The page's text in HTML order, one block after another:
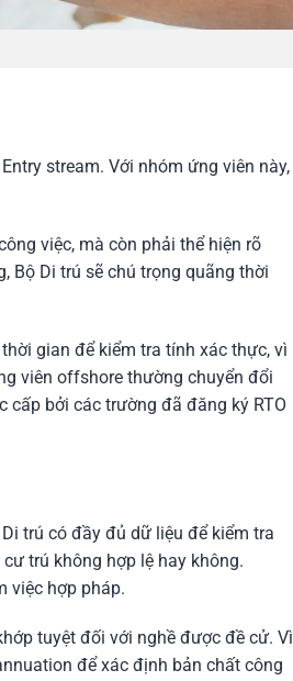
stream. Với nhóm ứng viên này,
việc, mà còn phải thể hiện rõ
Bộ Di trú sẽ chú trọng quãng thời
gian để kiểm tra tính xác thực, vì
viên offshore thường chuyển đổi
cấp bởi các trường đã đăng ký RTO
trú có đầy đủ dữ liệu để kiểm tra
trú không hợp lệ hay không.
việc hợp pháp.
tuyệt đối với nghề được đề cử. Vì
để xác định bản chất công